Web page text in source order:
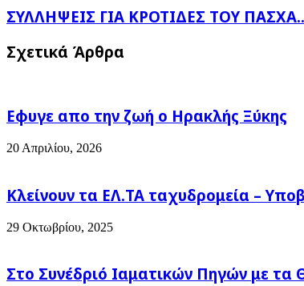
στην
της
21ης
τις
ειχε
...
ΣΥΛΛΗΨΕΙΣ
ΓΙΑ
ΤΟΥ
ΣΥΛΛΗΨΕΙΣ ΓΙΑ ΚΡΟΤΙΔΕΣ ΤΟΥ
Σχετικά Άρθρα
Εφυγε απο την ζωή o Ηρακλής Ξύκης
20 Απριλίου, 2026
Κλείνουν τα ΕΛ.ΤΑ ταχυδρομεία –
29 Οκτωβρίου, 2025
Στο Συνέδριό Ιαματικών Πηγών με τα